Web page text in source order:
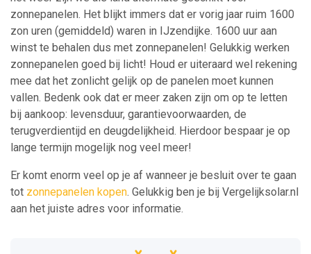
zonnepanelen. Het blijkt immers dat er vorig jaar ruim 1600
zon uren (gemiddeld) waren in IJzendijke. 1600 uur aan
winst te behalen dus met zonnepanelen! Gelukkig werken
zonnepanelen goed bij licht! Houd er uiteraard wel rekening
mee dat het zonlicht gelijk op de panelen moet kunnen
vallen. Bedenk ook dat er meer zaken zijn om op te letten
bij aankoop: levensduur, garantievoorwaarden, de
terugverdientijd en deugdelijkheid. Hierdoor bespaar je op
lange termijn mogelijk nog veel meer!
Er komt enorm veel op je af wanneer je besluit over te gaan
tot zonnepanelen kopen. Gelukkig ben je bij Vergelijksolar.nl
aan het juiste adres voor informatie.